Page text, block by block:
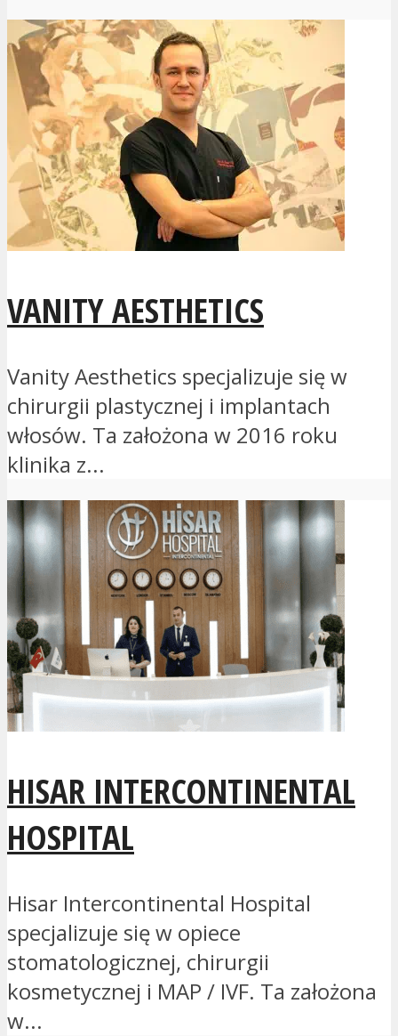
VANITY AESTHETICS
Vanity Aesthetics specjalizuje się w
chirurgii plastycznej i implantach
włosów. Ta założona w 2016 roku
klinika z...
HISAR INTERCONTINENTAL
HOSPITAL
Hisar Intercontinental Hospital
specjalizuje się w opiece
stomatologicznej, chirurgii
kosmetycznej i MAP / IVF. Ta założona
w...